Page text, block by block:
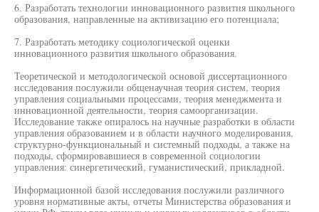
6. Разработать технологии инновационного развития школьного
образования, направленные на активизацию его потенциала;
7. Разработать методику социологической оценки
инновационного развития школьного образования.
Теоретической и методологической основой диссертационного
исследования послужили общенаучная теория систем, теория
управления социальными процессами, теория менеджмента и
инновационной деятельности, теория самоорганизации.
Исследование также опиралось на научные разработки в области
управления образованием и в области научного моделирования,
структурно-функциональный и системный подходы, а также на
подходы, сформировавшиеся в современной социологии
управления: синергетический, гуманистический, прикладной.
Информационной базой исследования послужили различного
уровня нормативные акты, отчеты Министерства образования и